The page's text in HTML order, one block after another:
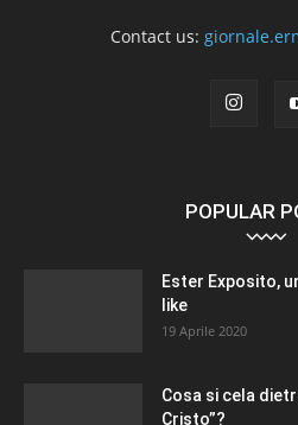
Contact us:
POPULAR
Ester Exposito,
like
19 Aprile 2020
Cosa si cela
Cristo”?